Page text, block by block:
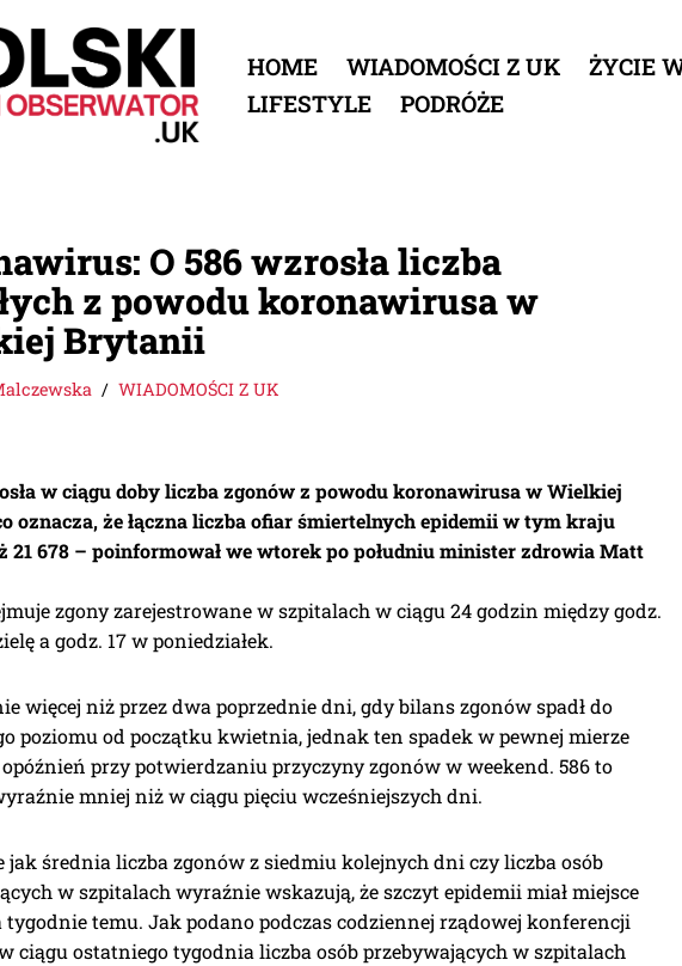
HOME WIADOMOŚCI Z UK ŻYCIE
LIFESTYLE
PODRÓŻE
O 586 wzrosła liczba
z powodu koronawirusa w
Brytanii
WIADOMOŚCI Z UK
w ciągu doby liczba zgonów z powodu koronawirusa w Wielkiej
oznacza, że łączna liczba ofiar śmiertelnych epidemii w tym kraju
21 678 – poinformował we wtorek po południu minister zdrowia Matt
zgony zarejestrowane w szpitalach w ciągu 24 godzin między godz.
a godz. 17 w poniedziałek.
więcej niż przez dwa poprzednie dni, gdy bilans zgonów spadł do
poziomu od początku kwietnia, jednak ten spadek w pewnej mierze
przy potwierdzaniu przyczyny zgonów w weekend. 586 to
mniej niż w ciągu pięciu wcześniejszych dni.
jak średnia liczba zgonów z siedmiu kolejnych dni czy liczba osób
w szpitalach wyraźnie wskazują, że szczyt epidemii miał miejsce
tygodnie temu. Jak podano podczas codziennej rządowej konferencji
ciągu ostatniego tygodnia liczba osób przebywających w szpitalach